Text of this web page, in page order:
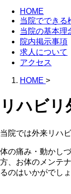
HOME
当院でできる
当院の基本理
院内掲示事項
求人について
アクセス
HOME >
リハビ
当院では外来リハ
体の痛み・動かし
方、お体のメンテ
るのはいかがでし